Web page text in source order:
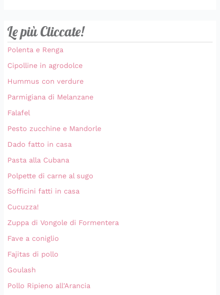
Le più Cliccate!
Polenta e Renga
Cipolline in agrodolce
Hummus con verdure
Parmigiana di Melanzane
Falafel
Pesto zucchine e Mandorle
Dado fatto in casa
Pasta alla Cubana
Polpette di carne al sugo
Sofficini fatti in casa
Cucuzza!
Zuppa di Vongole di Formentera
Fave a coniglio
Fajitas di pollo
Goulash
Pollo Ripieno all'Arancia